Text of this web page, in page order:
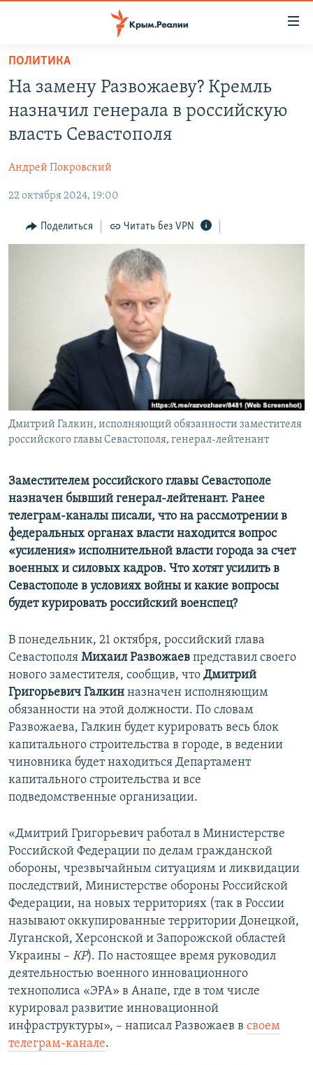
Вернуться
основному
содержанию
главной
навигации
Вернутся
поиску
СПЕЦПРОЕКТЫ
11 ЛЕТ ОККУПАЦИИ КРЫМА. 11 ИСТОРИЙ СОПРОТИВЛЕНИЯ
ЕЩЕ
ИНТЕРАКТИВ
ИНФОГРАФИКА
ТЕЛЕПРОЕКТ КРЫМ.РЕАЛИИ
СОВЕТЫ ПРАВОЗАЩИТНИКОВ
ПРОПАВШИЕ БЕЗ ВЕСТИ
ПОБЕДИТЕЛЕЙ НЕ СУДЯТ?
КРЫМ.НЕПОКОРЕННЫЙ
ELIFBE
УКРАИНСКАЯ ПРОБЛЕМА КРЫМА
РАДІО СВОБОДА
КАК ОБОЙТИ БЛОКИРОВКУ
Все сайты RFE/RL
ПОЛИТИКА
На замену Развожаеву? Кремль
назначил генерала в российскую
власть Севастополя
Андрей Покровский
22 октября 2024, 19:00
Поделиться Читать без VPN
Дмитрий Галкин, исполняющий обязанности заместителя
российского главы Севастополя, генерал-лейтенант
Заместителем российского главы Севастополе
назначен бывший генерал-лейтенант. Ранее
телеграм-каналы писали, что на рассмотрении в
федеральных органах власти находится вопрос
«усиления» исполнительной власти города за счет
военных и силовых кадров. Что хотят усилить в
Севастополе в условиях войны и какие вопросы
будет курировать российский военспец?
В понедельник, 21 октября, российский глава
Севастополя Михаил Развожаев представил своего
нового заместителя, сообщив, что Дмитрий
Григорьевич Галкин назначен исполняющим
обязанности на этой должности. По словам
Развожаева, Галкин будет курировать весь блок
капитального строительства в городе, в ведении
чиновника будет находиться Департамент
капитального строительства и все
подведомственные организации.
«Дмитрий Григорьевич работал в Министерстве
Российской Федерации по делам гражданской
обороны, чрезвычайным ситуациям и ликвидации
последствий, Министерстве обороны Российской
Федерации, на новых территориях (так в России
называют оккупированные территории Донецкой,
Луганской, Херсонской и Запорожской областей
Украины – КР). По настоящее время руководил
деятельностью военного инновационного
технополиса «ЭРА» в Анапе, где в том числе
курировал развитие инновационной
инфраструктуры», – написал Развожаев в своем
телеграм-канале.